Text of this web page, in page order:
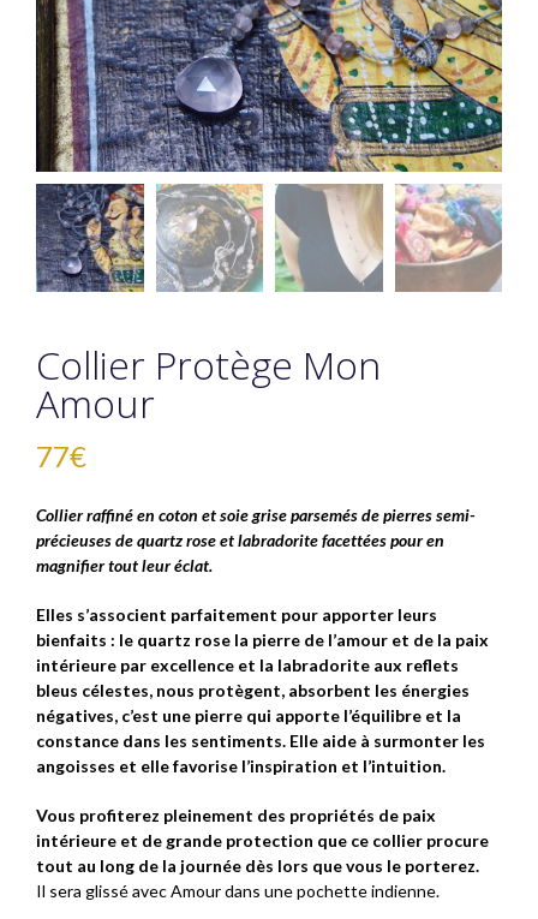
Collier Protège Mon
Amour
77€
Collier raffiné en coton et soie grise parsemés de pierres semi-
précieuses de quartz rose et labradorite facettées pour en
magnifier tout leur éclat.
Elles s’associent parfaitement pour apporter leurs
bienfaits : le quartz rose la pierre de l’amour et de la paix
intérieure par excellence et la labradorite aux reflets
bleus célestes, nous protègent, absorbent les énergies
négatives, c’est une pierre qui apporte l’équilibre et la
constance dans les sentiments. Elle aide à surmonter les
angoisses et elle favorise l’inspiration et l’intuition.
Vous profiterez pleinement des propriétés de paix
intérieure et de grande protection que ce collier procure
tout au long de la journée dès lors que vous le porterez.
Il sera glissé avec Amour dans une pochette indienne.